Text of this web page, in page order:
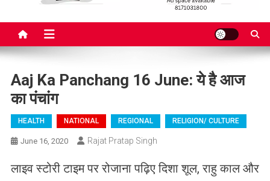
Aaj Ka Panchang 16 June: ये है आज
का पंचांग
HEALTH NATIONAL REGIONAL RELIGION/ CULTURE
June 16, 2020 Rajat Pratap Singh
लाइव स्टोरी टाइम पर रोजाना पढ़िए दिशा शूल, राहु काल और